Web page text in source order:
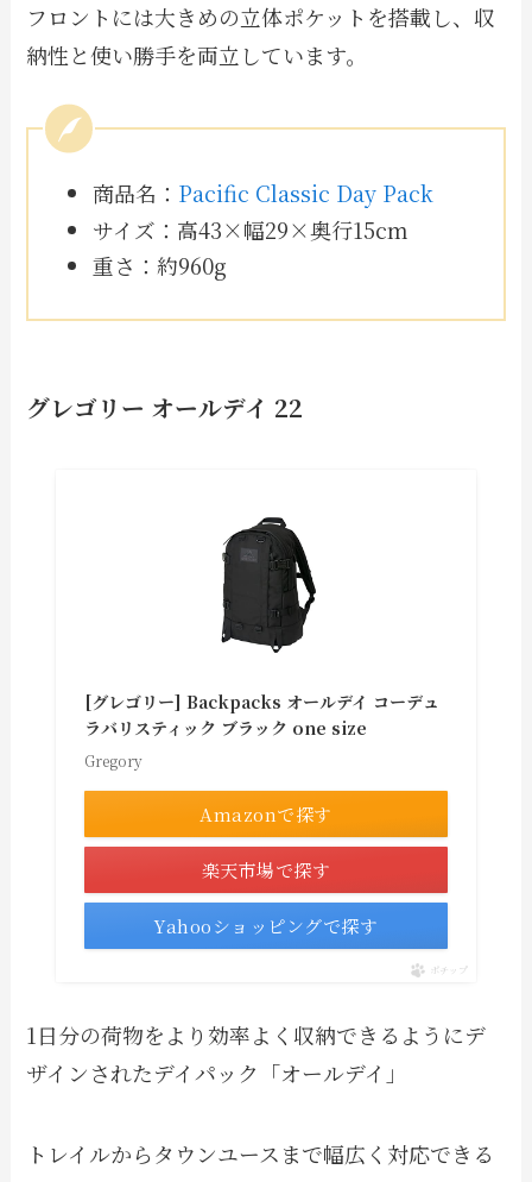
フロントには大きめの立体ポケットを搭載し、収
納性と使い勝手を両立しています。
商品名： Pacific Classic Day Pack
サイズ：高43×幅29×奥行15cm
重さ：約960g
グレゴリー オールデイ 22
[グレゴリー] Backpacks オールデイ コーデュ
ラバリスティック ブラック one size
Gregory
Amazonで探す
楽天市場で探す
Yahooショッピングで探す
ポチップ
1日分の荷物をより効率よく収納できるようにデ
ザインされたデイパック「オールデイ」
トレイルからタウンユースまで幅広く対応できる